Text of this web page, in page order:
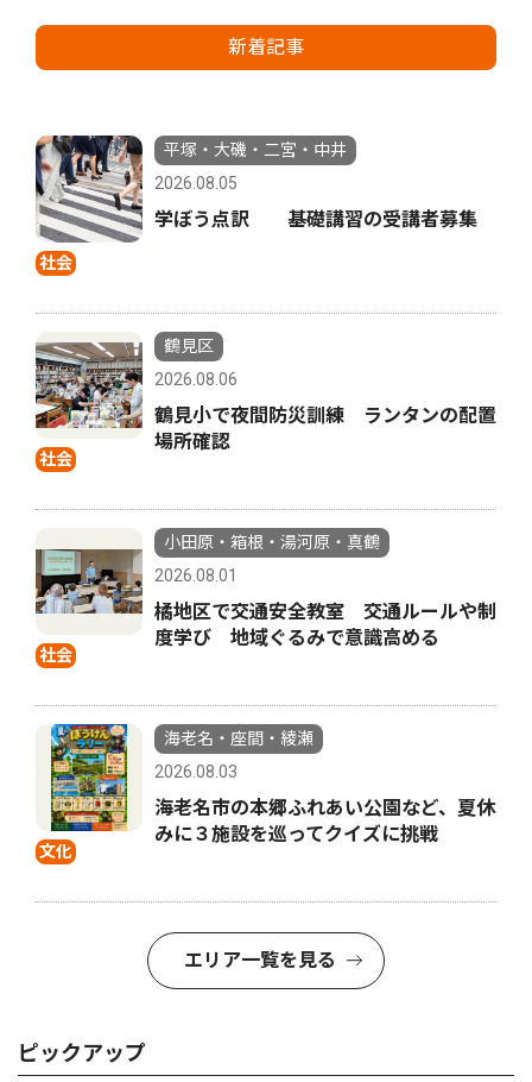
新着記事
社会
平塚・大磯・二宮・中井
2026.08.05
学ぼう点訳 基礎講習の受講者募集
社会
鶴見区
2026.08.06
鶴見小で夜間防災訓練 ランタンの配置
場所確認
社会
小田原・箱根・湯河原・真鶴
2026.08.01
橘地区で交通安全教室 交通ルールや制
度学び 地域ぐるみで意識高める
文化
海老名・座間・綾瀬
2026.08.03
海老名市の本郷ふれあい公園など、夏休
みに３施設を巡ってクイズに挑戦
エリア一覧を見る
ピックアップ